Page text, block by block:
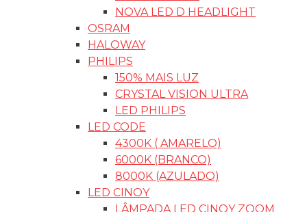
NOVA LED D HEADLIGHT
OSRAM
HALOWAY
PHILIPS
150% MAIS LUZ
CRYSTAL VISION ULTRA
LED PHILIPS
LED CODE
4300K ( AMARELO)
6000K (BRANCO)
8000K (AZULADO)
LED CINOY
LÂMPADA LED CINOY ZOOM